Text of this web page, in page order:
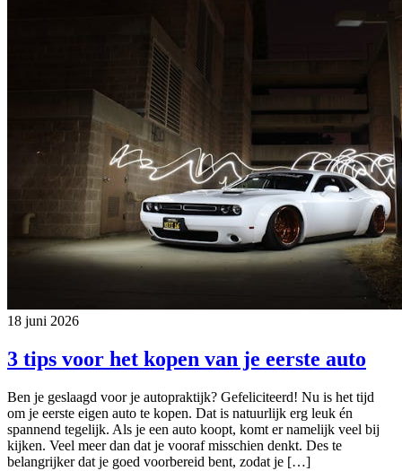
18 juni 2026
3 tips voor het kopen van je eerste auto
Ben je geslaagd voor je autopraktijk? Gefeliciteerd! Nu is het tijd
om je eerste eigen auto te kopen. Dat is natuurlijk erg leuk én
spannend tegelijk. Als je een auto koopt, komt er namelijk veel bij
kijken. Veel meer dan dat je vooraf misschien denkt. Des te
belangrijker dat je goed voorbereid bent, zodat je […]